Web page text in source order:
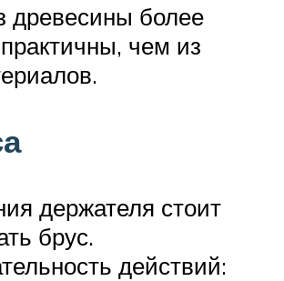
древесины более
чем из
держателя стоит
брус.
действий: